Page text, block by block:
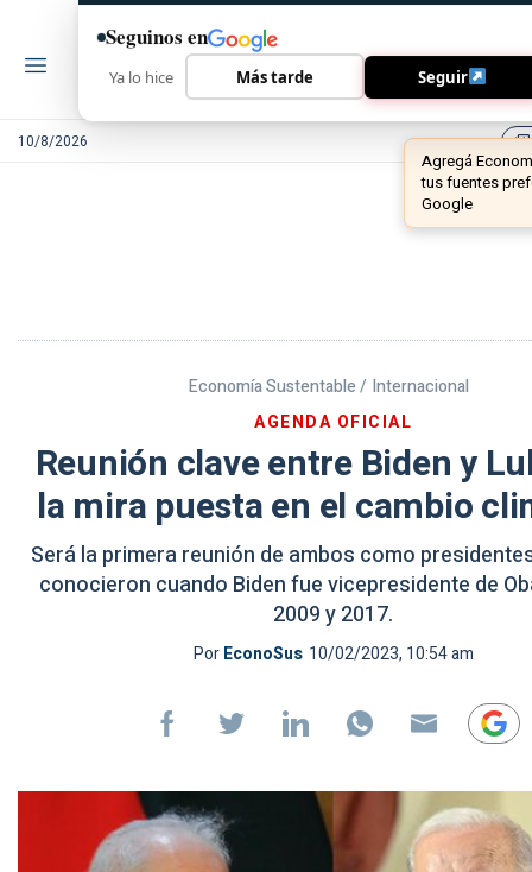
10/8/2026 library_add
Economía Sustentable / Internacional
AGENDA OFICIAL
Reunión clave entre Biden y
la mira puesta en el cambio
Será la primera reunión de ambos como
conocieron cuando Biden fue vicepresidente de
2009 y 2017.
PorEconoSus 10/02/2023, 10:54 am
Seguinos en
Ya lo hice Más tarde Seguir